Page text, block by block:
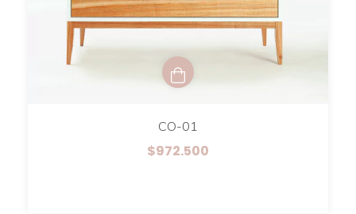
CO-01
$972.500